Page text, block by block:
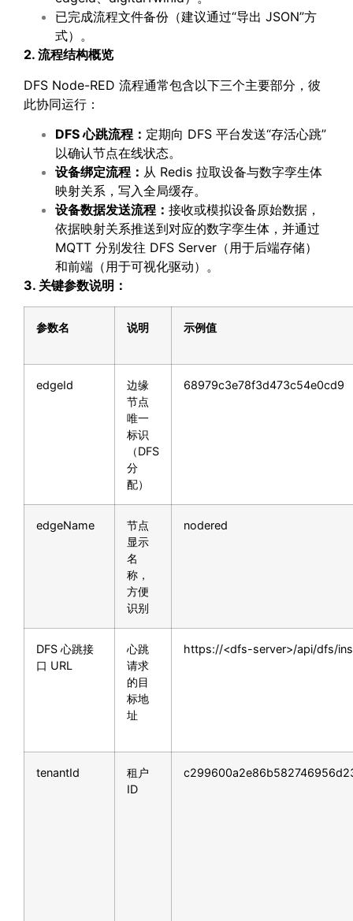
已完成流程文件备份（建议通过“导出 JSON”方
式）。
2. 流程结构概览
DFS Node-RED 流程通常包含以下三个主要部分，彼
此协同运行：
DFS心跳流程： 定期向 DFS 平台发送“存活心跳”
以确认节点在线状态。
设备绑定流程： 从 Redis 拉取设备与数字孪生体
映射关系，写入全局缓存。
设备数据发送流程： 接收或模拟设备原始数据，
依据映射关系推送到对应的数字孪生体，并通过
MQTT 分别发往 DFS Server（用于后端存储）
和前端（用于可视化驱动）。
3. 关键参数说明：
参数名 说明 示例值
edgeId
边缘
节点
唯一
标识
（DFS
分
配）
68979c3e78f3d473c54e0cd9
edgeName
节点
显示
名
称，
方便
识别
nodered
DFS 心跳接
口 URL
心跳
请求
的目
标地
址
https://<dfs-server>/api/dfs/
tenantId
租户
ID